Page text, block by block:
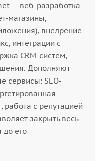
— веб-разработка
магазины,
внедрение
интеграции с
CRM-систем,
Дополняют
сервисы: SEO-
работа с репутацией
закрыть весь
до его